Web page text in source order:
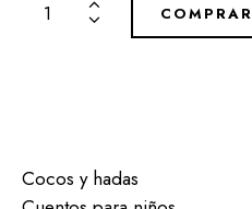
COMPRAR
Cocos y hadas